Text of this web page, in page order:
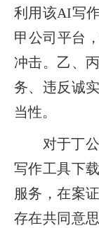
利用该AI写
甲公司平台
冲击。乙、
务、违反诚
当性。
对于丁公
写作工具下
服务，在案
存在共同意